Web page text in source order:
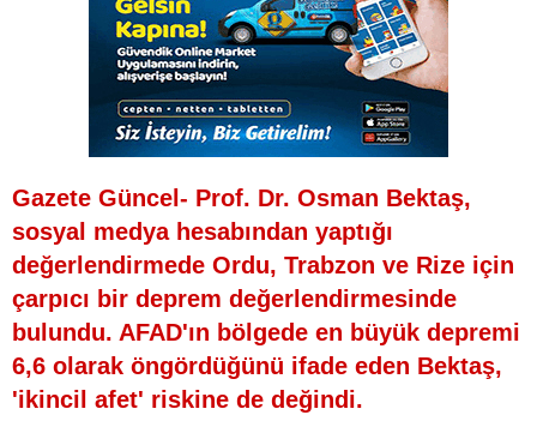
Gazete Güncel- Prof. Dr. Osman Bektaş,
sosyal medya hesabından yaptığı
değerlendirmede Ordu, Trabzon ve Rize için
çarpıcı bir deprem değerlendirmesinde
bulundu. AFAD'ın bölgede en büyük depremi
6,6 olarak öngördüğünü ifade eden Bektaş,
'ikincil afet' riskine de değindi.